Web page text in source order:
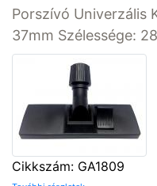
Porszívó Univerzális
37mm Szélessége:
Cikkszám: GA1809